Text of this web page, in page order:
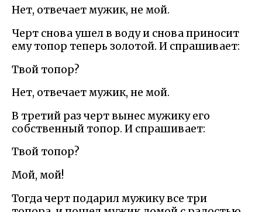
Нет, отвечает мужик, не мой.
Черт снова ушел в воду и снова приносит
ему топор теперь золотой. И спрашивает:
Твой топор?
Нет, отвечает мужик, не мой.
В третий раз черт вынес мужику его
собственный топор. И спрашивает:
Твой топор?
Мой, мой!
Тогда черт подарил мужику все три